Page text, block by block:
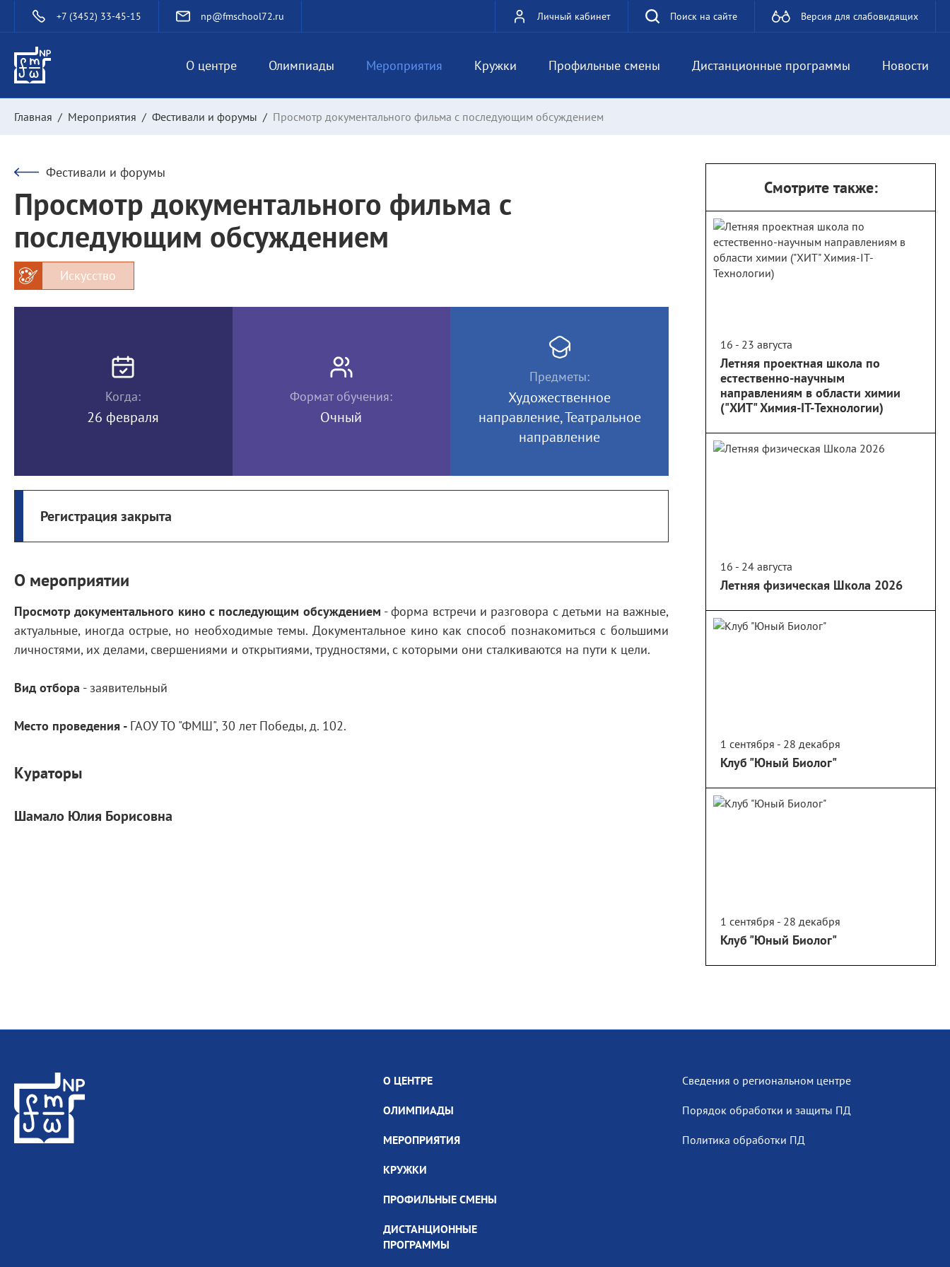
+7 (3452) 33-45-15 np@fmschool72.ru Личный кабинет Поиск на сайте Версия для слабовидящих
О центре Олимпиады Мероприятия Кружки Профильные смены Дистанционные программы Новости
Главная / Мероприятия / Фестивали и форумы / Просмотр документального фильма с последующим обсуждением
Фестивали и форумы
Просмотр документального фильма с
последующим обсуждением
Искусство
Когда:
26 февраля
Формат обучения:
Очный
Предметы:
Художественное
направление, Театральное
направление
Регистрация закрыта
О мероприятии
Просмотр документального кино с последующим обсуждением - форма встречи и разговора с детьми на важные,
актуальные, иногда острые, но необходимые темы. Документальное кино как способ познакомиться с большими
личностями, их делами, свершениями и открытиями, трудностями, с которыми они сталкиваются на пути к цели.
Вид отбора - заявительный
Место проведения - ГАОУ ТО "ФМШ", 30 лет Победы, д. 102.
Кураторы
Шамало Юлия Борисовна
Смотрите также:
16 - 23 августа
Летняя проектная школа по
естественно-научным
направлениям в области химии
("ХИТ" Химия-IT-Технологии)
16 - 24 августа
Летняя физическая Школа 2026
1 сентября - 28 декабря
Клуб "Юный Биолог"
1 сентября - 28 декабря
Клуб "Юный Биолог"
О ЦЕНТРЕ
ОЛИМПИАДЫ
МЕРОПРИЯТИЯ
КРУЖКИ
ПРОФИЛЬНЫЕ СМЕНЫ
ДИСТАНЦИОННЫЕ
ПРОГРАММЫ
Сведения о региональном центре
Порядок обработки и защиты ПД
Политика обработки ПД